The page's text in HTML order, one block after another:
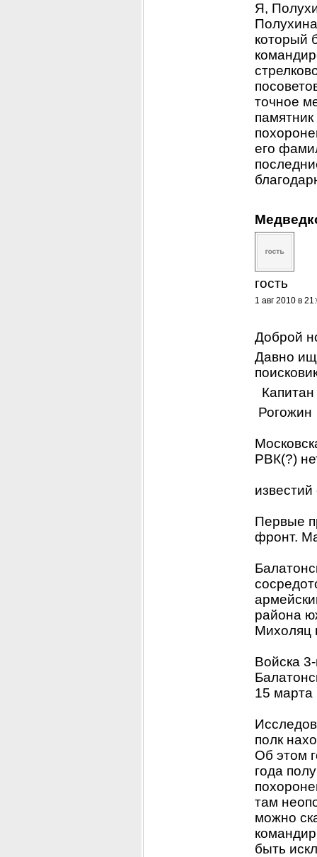
Я,
который
точное
его
гость
1 авг 2010 в
Доброй
Давно
Капитан
Рогожин
РВК(?)
Первые
фронт.
района
Михоляц
Войска
15 марта
полк
Об этом
года
там
можно
быть